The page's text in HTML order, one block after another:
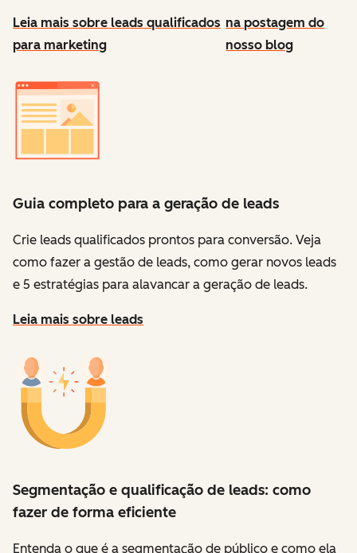
Leia mais sobre leads qualificados
para marketing
na postagem do
nosso blog
Guia completo para a geração de leads
Crie leads qualificados prontos para conversão. Veja
como fazer a gestão de leads, como gerar novos leads
e 5 estratégias para alavancar a geração de leads.
Leia mais sobre leads
Segmentação e qualificação de leads: como
fazer de forma eficiente
Entenda o que é a segmentação de público e como ela